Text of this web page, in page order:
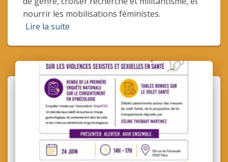
nourrir les mobilisations féministes.
Lire la suite